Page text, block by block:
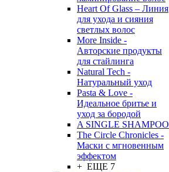
Heart Of Glass – Линия
для ухода и сияния
светлых волос
More Inside -
Авторские продукты
для стайлинга
Natural Tech -
Натуральный уход
Pasta & Love -
Идеальное бритье и
уход за бородой
A SINGLE SHAMPOO
The Circle Chronicles -
Маски с мгновенным
эффектом
+ ЕЩЕ 7